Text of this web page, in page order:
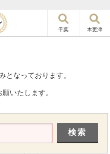
千葉 木更津
となっております。
いたします。